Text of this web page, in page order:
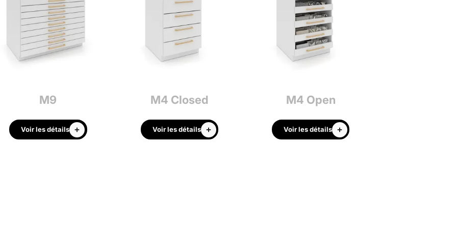
M9
Voir les détails
M4 Closed
Voir les détails
M4 Open
Voir les détails